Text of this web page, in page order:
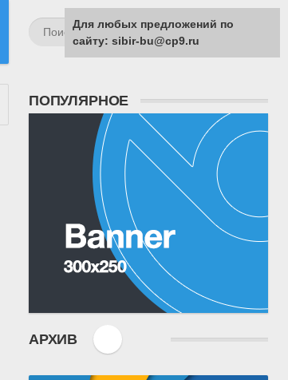
ПОПУЛЯРНОЕ
АРХИВ
Для любых предложений по
сайту: sibir-bu@cp9.ru